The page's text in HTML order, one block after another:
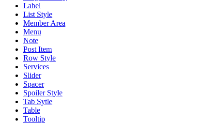
Label
List Style
Member Area
Menu
Note
Post Item
Row Style
Services
Slider
Spacer
Spoiler Style
Tab Sytle
Table
Tooltip